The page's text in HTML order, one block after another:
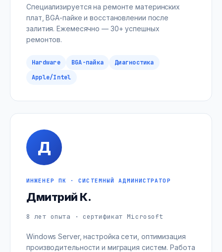
Специализируется на ремонте материнских
плат, BGA-пайке и восстановлении после
залития. Ежемесячно — 30+ успешных
ремонтов.
Hardware BGA-пайка
Диагностика
Apple/Intel
Д
ИНЖЕНЕР ПК · СИСТЕМНЫЙ АДМИНИСТРАТОР
Дмитрий К.
8 лет опыта · сертификат Microsoft
Windows Server, настройка сети, оптимизация
производительности и миграция систем. Работа